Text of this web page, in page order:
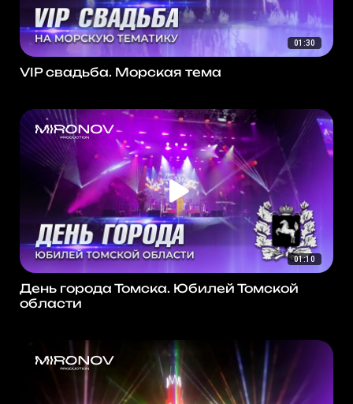
01:30
VIP свадьба. Морская тема
01:10
День города Томска. Юбилей Томской
области